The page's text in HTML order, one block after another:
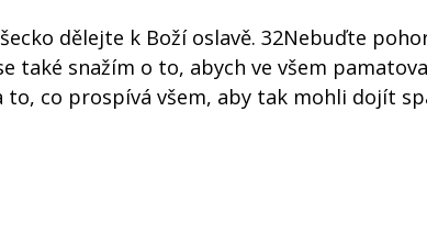
dělejte k Boží oslavě. 32Nebuďte
také snažím o to, abych ve všem
co prospívá všem, aby tak mohli dojít